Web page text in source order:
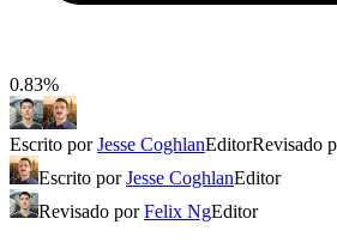
0.83%
Escrito porJesse CoghlanEditorRevisado
Escrito porJesse CoghlanEditor
Revisado porFelix NgEditor